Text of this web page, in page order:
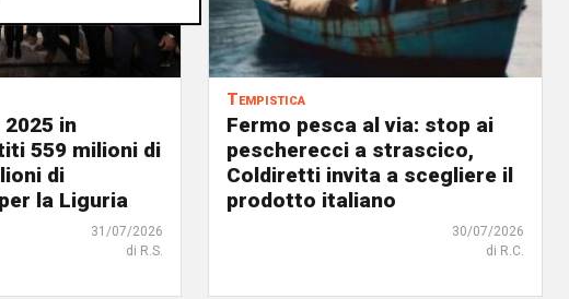
in
559 milioni di
di
la Liguria
31/07/2026
di R.S.
Tempistica
Fermo pesca al via: stop ai
pescherecci a strascico,
Coldiretti invita a scegliere il
prodotto italiano
30/07/2026
di R.C.